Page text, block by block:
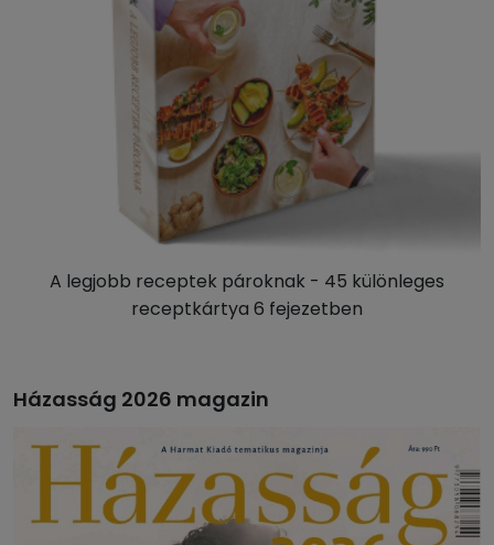
A legjobb receptek pároknak - 45 különleges
receptkártya 6 fejezetben
Házasság 2026 magazin